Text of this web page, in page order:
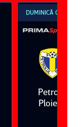
DUMINICĂ 09 AUG,
Petrolul
Ploieşti